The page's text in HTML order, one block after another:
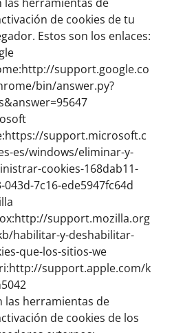
de cookies de tu
Estos son los enlaces:
http://support.google.co
bin/answer.py?
https://support.microsoft.c
es/windows/eliminar-y-
cookies-168dab11-
043d-7c16-ede5947fc64d
http://support.mozilla.org
habilitar-y-deshabilitar-
que-los-sitios-we
http://support.apple.com/k
las herramientas de
de cookies de los